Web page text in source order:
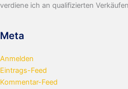
verdiene ich an qualifizierten
Meta
Anmelden
Eintrags-Feed
Kommentar-Feed